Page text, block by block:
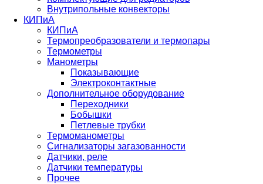
Внутрипольные конвекторы
КИПиА
КИПиА
Термопреобразователи и термопары
Термометры
Манометры
Показывающие
Электроконтактные
Дополнительное оборудование
Переходники
Бобышки
Петлевые трубки
Термоманометры
Сигнализаторы загазованности
Датчики, реле
Датчики температуры
Прочее